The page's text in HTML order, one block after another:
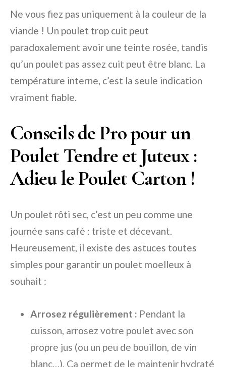
Ne vous fiez pas uniquement à la couleur de la
viande ! Un poulet trop cuit peut
paradoxalement avoir une teinte rosée, tandis
qu’un poulet pas assez cuit peut être blanc. La
température interne, c’est la seule indication
vraiment fiable.
Conseils de Pro pour un
Poulet Tendre et Juteux :
Adieu le Poulet Carton !
Un poulet rôti sec, c’est un peu comme une
journée sans café : triste et décevant.
Heureusement, il existe des astuces toutes
simples pour garantir un poulet moelleux à
souhait :
Arrosez régulièrement : Pendant la
cuisson, arrosez votre poulet avec son
propre jus (ou un peu de bouillon, de vin
blanc…). Ça permet de le maintenir hydraté